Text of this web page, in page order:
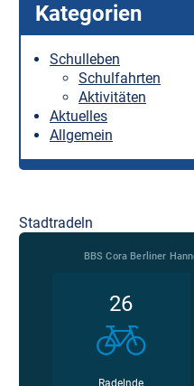
Kategorien
Schulleben
Schulfahrten
Aktivitäten
Aktuelles
Allgemein
Stadtradeln